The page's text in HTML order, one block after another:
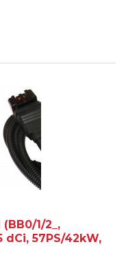
1/2_,
dCi, 57PS/42kW,